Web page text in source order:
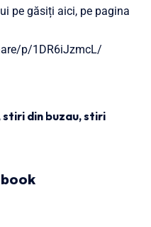
pe găsiți aici, pe pagina
p/1DR6iJzmcL/
stiri din buzau,stiri